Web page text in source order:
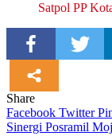
Satpol PP
Share
Facebook Twitter
Navigasi
Sinergi Posramil